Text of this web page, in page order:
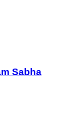
Sabha